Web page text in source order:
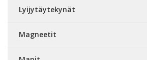
Lyijytäytekynät
Magneetit